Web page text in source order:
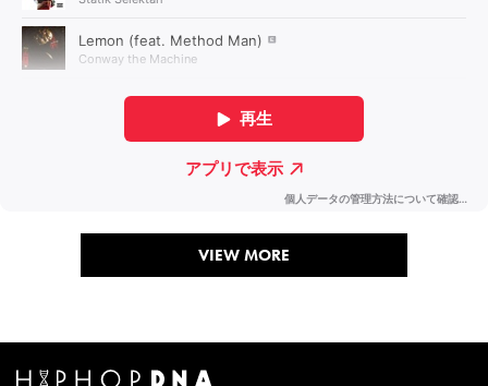
VIEW MORE